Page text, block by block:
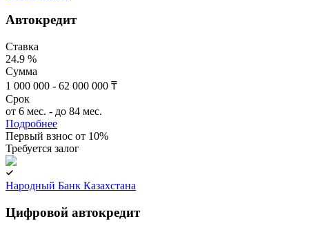
Автокредит
Ставка
24.9 %
Сумма
1 000 000 - 62 000 000 ₸
Срок
от 6 мес. - до 84 мес.
Подробнее
Первый взнос от 10%
Требуется залог
Народный Банк Казахстана
Цифровой автокредит